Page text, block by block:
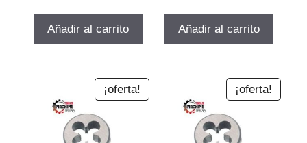
era:
Añadir al carrito
era:
Añadir al carrito
¡oferta! ¡oferta!